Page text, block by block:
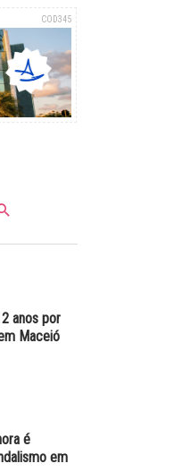
COD345
anos por
Maceió
é
em